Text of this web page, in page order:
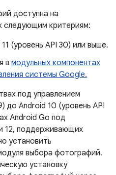
доступна на
следующим критериям:
(уровень API 30) или выше.
в модульных компонентах
системы Google.
под управлением
до Android 10 (уровень API
Android Go под
12, поддерживающих
установить
выбора фотографий.
установку